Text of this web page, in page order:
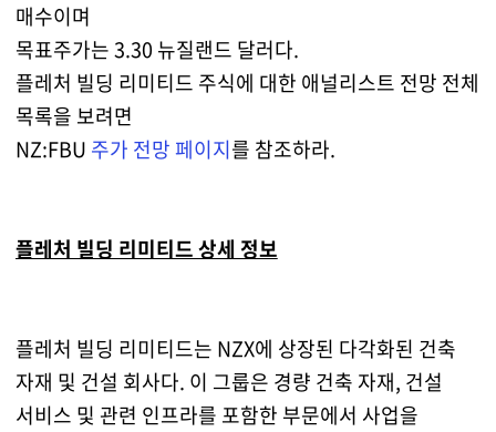
매수이며
목표주가는 3.30 뉴질랜드 달러다.
플레처 빌딩 리미티드 주식에 대한 애널리스트 전망 전체
목록을 보려면
NZ:FBU 주가 전망 페이지를 참조하라.
플레처 빌딩 리미티드 상세 정보
플레처 빌딩 리미티드는 NZX에 상장된 다각화된 건축
자재 및 건설 회사다. 이 그룹은 경량 건축 자재, 건설
서비스 및 관련 인프라를 포함한 부문에서 사업을